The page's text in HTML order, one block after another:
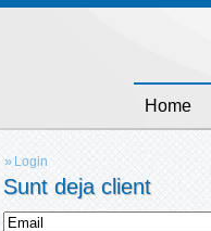
Home
» Login
Sunt deja client